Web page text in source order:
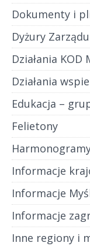
Dokumenty i
Dyżury Zarządu
Działania KOD
Działania
Edukacja –
Felietony
Informacje
Informacje
Informacje
Inne regiony i